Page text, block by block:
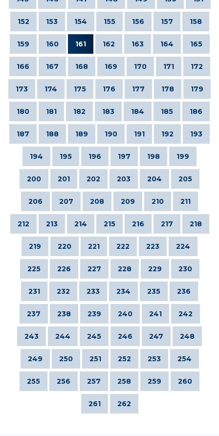
152 153 154 155 156 157 158
159 160 161 162 163 164 165
166 167 168 169 170 171 172
173 174 175 176 177 178 179
180 181 182 183 184 185 186
187 188 189 190 191 192 193
194 195 196 197 198 199
200 201 202 203 204 205
206 207 208 209 210 211
212 213 214 215 216 217 218
219 220 221 222 223 224
225 226 227 228 229 230
231 232 233 234 235 236
237 238 239 240 241 242
243 244 245 246 247 248
249 250 251 252 253 254
255 256 257 258 259 260
261 262